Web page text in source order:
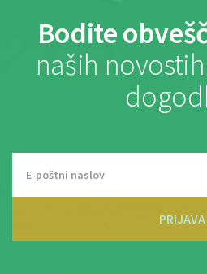
Bodite
naših
PRIJAVA